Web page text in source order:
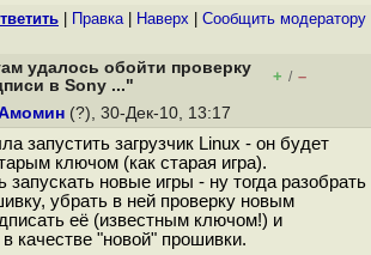
Правка| Наверх Cообщить модератору
удалось обойти проверку
в Sony ..."
+ / –
(?), 30-Дек-10, 13:17
запустить загрузчик Linux - он будет
ключом (как старая игра).
запускать новые игры - ну тогда разобрать
убрать в ней проверку новым
её (известным ключом!) и
в качестве "новой" прошивки.